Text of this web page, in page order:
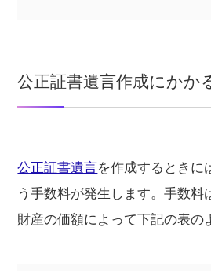
公正証書遺言作成にかか
公正証書遺言を作成するときに
う手数料が発生します。手数料
財産の価額によって下記の表の